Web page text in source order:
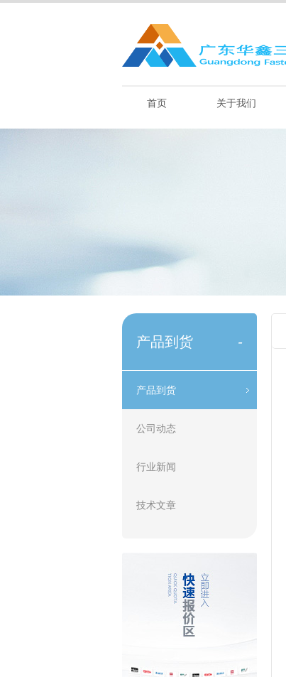
首页 关于我们
产品到货 -
产品到货
公司动态
行业新闻
技术文章